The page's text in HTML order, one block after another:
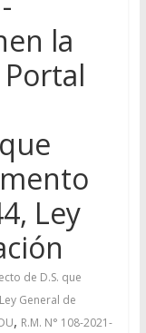
la
Ley
de D.S. que
Ley General de
, R.M. N° 108-2021-